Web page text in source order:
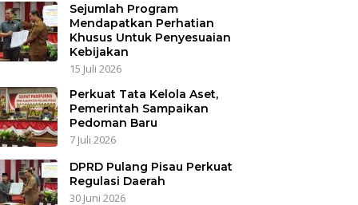
Sejumlah Program
Mendapatkan Perhatian
Khusus Untuk Penyesuaian
Kebijakan
15 Juli 2026
Perkuat Tata Kelola Aset,
Pemerintah Sampaikan
Pedoman Baru
7 Juli 2026
DPRD Pulang Pisau Perkuat
Regulasi Daerah
30 Juni 2026